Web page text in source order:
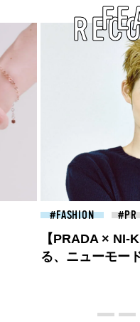
FASHION
ロエベの新しい
コントラストと